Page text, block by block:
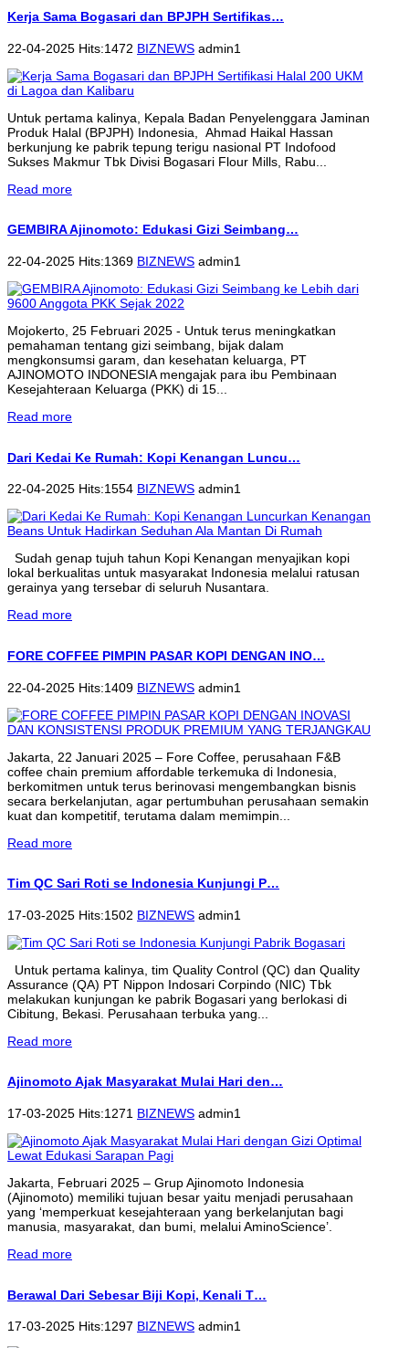
Kerja Sama Bogasari dan BPJPH Sertifikas…
22-04-2025 Hits:1472 BIZNEWS admin1
Untuk pertama kalinya, Kepala Badan Penyelenggara Jaminan
Produk Halal (BPJPH) Indonesia, Ahmad Haikal Hassan
berkunjung ke pabrik tepung terigu nasional PT Indofood
Sukses Makmur Tbk Divisi Bogasari Flour Mills, Rabu...
Read more
GEMBIRA Ajinomoto: Edukasi Gizi Seimbang…
22-04-2025 Hits:1369 BIZNEWS admin1
Mojokerto, 25 Februari 2025 - Untuk terus meningkatkan
pemahaman tentang gizi seimbang, bijak dalam
mengkonsumsi garam, dan kesehatan keluarga, PT
AJINOMOTO INDONESIA mengajak para ibu Pembinaan
Kesejahteraan Keluarga (PKK) di 15...
Read more
Dari Kedai Ke Rumah: Kopi Kenangan Luncu…
22-04-2025 Hits:1554 BIZNEWS admin1
Sudah genap tujuh tahun Kopi Kenangan menyajikan kopi
lokal berkualitas untuk masyarakat Indonesia melalui ratusan
gerainya yang tersebar di seluruh Nusantara.
Read more
FORE COFFEE PIMPIN PASAR KOPI DENGAN INO…
22-04-2025 Hits:1409 BIZNEWS admin1
Jakarta, 22 Januari 2025 – Fore Coffee, perusahaan F&B
coffee chain premium affordable terkemuka di Indonesia,
berkomitmen untuk terus berinovasi mengembangkan bisnis
secara berkelanjutan, agar pertumbuhan perusahaan semakin
kuat dan kompetitif, terutama dalam memimpin...
Read more
Tim QC Sari Roti se Indonesia Kunjungi P…
17-03-2025 Hits:1502 BIZNEWS admin1
Untuk pertama kalinya, tim Quality Control (QC) dan Quality
Assurance (QA) PT Nippon Indosari Corpindo (NIC) Tbk
melakukan kunjungan ke pabrik Bogasari yang berlokasi di
Cibitung, Bekasi. Perusahaan terbuka yang...
Read more
Ajinomoto Ajak Masyarakat Mulai Hari den…
17-03-2025 Hits:1271 BIZNEWS admin1
Jakarta, Februari 2025 – Grup Ajinomoto Indonesia
(Ajinomoto) memiliki tujuan besar yaitu menjadi perusahaan
yang ‘memperkuat kesejahteraan yang berkelanjutan bagi
manusia, masyarakat, dan bumi, melalui AminoScience’.
Read more
Berawal Dari Sebesar Biji Kopi, Kenali T…
17-03-2025 Hits:1297 BIZNEWS admin1